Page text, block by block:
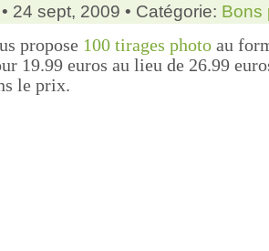
• 24 sept, 2009 • Catégorie: Bons
propose 100 tirages photo au
19.99 euros au lieu de 26.99
le prix.